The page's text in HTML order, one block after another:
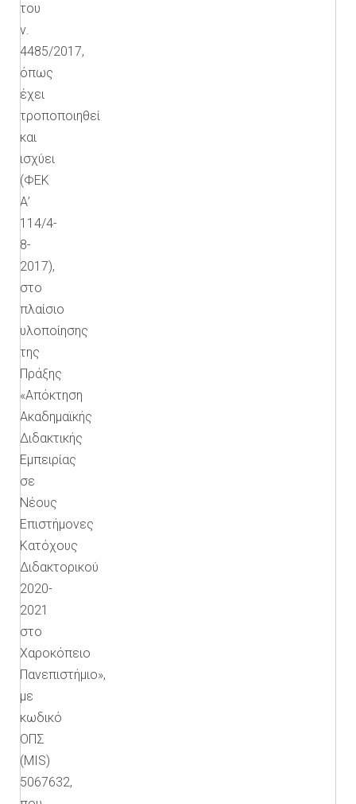
του
ν.
4485/2017,
όπως
έχει
τροποποιηθεί
και
ισχύει
(ΦΕΚ
Α’
114/4-
8-
2017),
στο
πλαίσιο
υλοποίησης
της
Πράξης
«Απόκτηση
Ακαδημαϊκής
Διδακτικής
Εμπειρίας
σε
Νέους
Επιστήμονες
Κατόχους
Διδακτορικού
2020-
2021
στο
Χαροκόπειο
Πανεπιστήμιο»,
με
κωδικό
ΟΠΣ
(MIS)
5067632,